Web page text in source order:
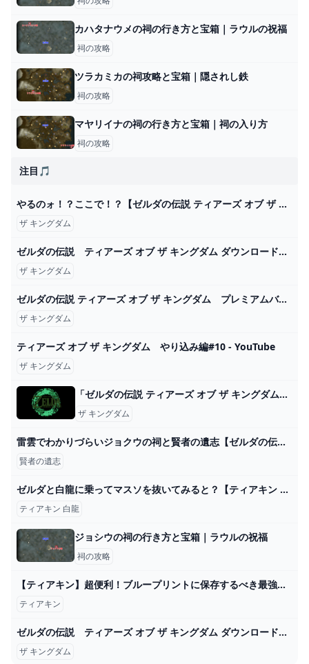
カハタナウメの祠の行き方と宝箱｜ラウルの祝福
祠の攻略
ツラカミカの祠攻略と宝箱｜隠されし鉄
祠の攻略
マヤリイナの祠の行き方と宝箱｜祠の入り方
祠の攻略
注目🎵
やるのォ！？ここで！？【ゼルダの伝説 ティアーズ オブ ザ キングダム】＃５０ - YouTube
ザ キングダム
ゼルダの伝説 ティアーズ オブ ザ キングダム ダウンロード版 My Nintendo Store（マイニンテンドーストア）
ザ キングダム
ゼルダの伝説 ティアーズ オブ ザ キングダム プレミアムバニティポーチ｜セガプラザ
ザ キングダム
ティアーズ オブ ザ キングダム やり込み編#10 - YouTube
ザ キングダム
「ゼルダの伝説 ティアーズ オブ ザ キングダム」オリジナルサウンドトラック【初回数量限定生産盤】: 商品カテゴリー CD/DVD/Blu-ray/レコード/グッズの通販サイト【コロムビアミュージックショップ】
ザ キングダム
雷雲でわかりづらいジョクウの祠と賢者の遺志【ゼルダの伝説ティアーズオブザキングダム】 - YouTube
賢者の遺志
ゼルダと白龍に乗ってマスソを抜いてみると？【ティアキン TotK】裏技 バグ 検証 ゆっくり実況 glitch - YouTube
ティアキン 白龍
ジョシウの祠の行き方と宝箱｜ラウルの祝福
祠の攻略
【ティアキン】超便利！ブループリントに保存するべき最強構成【ゼルダの伝説ティアーズオブザキングダム/ティアキン】 - YouTube
ティアキン
ゼルダの伝説 ティアーズ オブ ザ キングダム ダウンロード版 My Nintendo Store（マイニンテンドーストア）
ザ キングダム